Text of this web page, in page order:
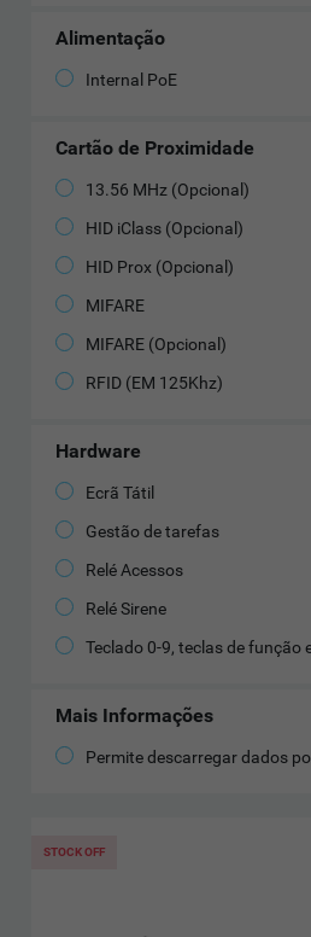
Alimentação
Internal PoE
Cartão de Proximidade
13.56 MHz (Opcional)
HID iClass (Opcional)
HID Prox (Opcional)
MIFARE
MIFARE (Opcional)
RFID (EM 125Khz)
Hardware
Ecrã Tátil
Gestão de tarefas
Relé Acessos
Relé Sirene
Teclado 0-9, teclas de função
Mais Informações
Permite descarregar dados
STOCK OFF